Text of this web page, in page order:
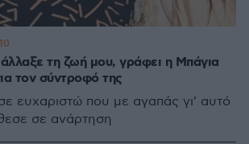
τη ζωή μου, γράφει η Μπάγια
τον σύντροφό της
ευχαριστώ που με αγαπάς γι' αυτό
σε ανάρτηση
10